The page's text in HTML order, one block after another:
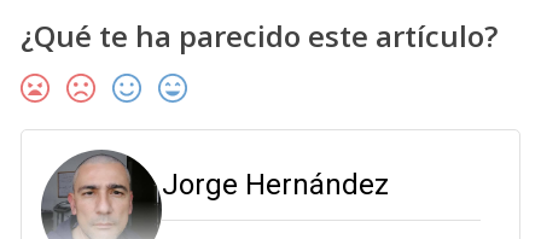
¿Qué te ha parecido este artículo?
Jorge Hernández